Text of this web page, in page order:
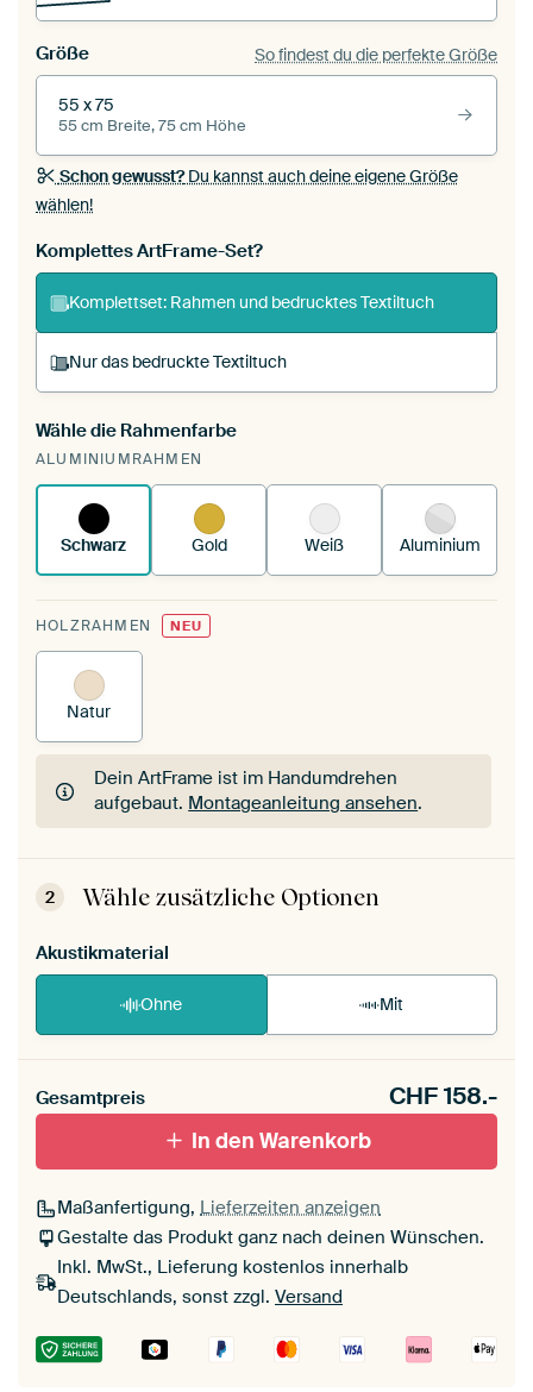
Größe So findest du die perfekte Größe
55 x 75
55 cm Breite, 75 cm Höhe
Schon gewusst?Du kannst auch deine eigene Größe
wählen!
Komplettes ArtFrame-Set?
Komplettset: Rahmen und bedrucktes Textiltuch
Nur das bedruckte Textiltuch
Du spannst einen wechselbaren Textiltuch in
deinen vorhandenen ArtFrame™.
funktioniert es.
Wähle die Rahmenfarbe
ALUMINIUMRAHMEN
Schwarz Gold Weiß Aluminium
HOLZRAHMEN NEU
Natur
Dein ArtFrame ist im Handumdrehen
aufgebaut. Montageanleitung ansehen.
Dein ArtFrame ist im Handumdrehen
aufgebaut.Montageanleitung ansehen
2 Wähle zusätzliche Optionen
Akustikmaterial
Ohne Mit
Gesamtpreis CHF158.-
In den Warenkorb
Maßanfertigung, Lieferzeiten anzeigen
Gestalte das Produkt ganz nach deinen Wünschen.
Inkl. MwSt., Lieferung kostenlos innerhalb
Deutschlands, sonst zzgl. Versand